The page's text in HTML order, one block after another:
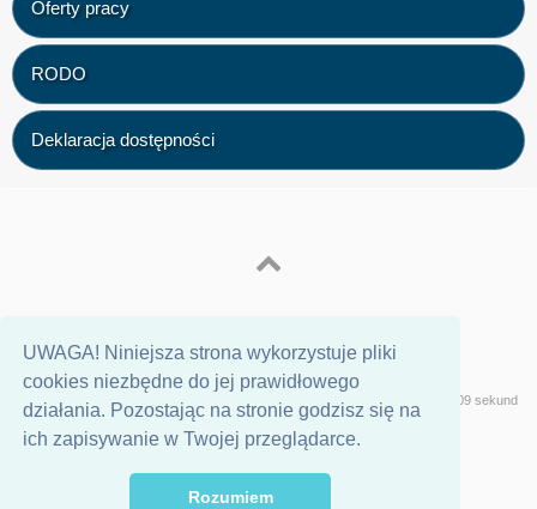
UWAGA! Niniejsza strona wykorzystuje pliki
cookies niezbędne do jej prawidłowego
działania. Pozostając na stronie godzisz się na
ich zapisywanie w Twojej przeglądarce.
Rozumiem
Oferty pracy
RODO
Deklaracja dostępności
WersjaGeeklog
Strona wygenerowana w 0,09 sekund